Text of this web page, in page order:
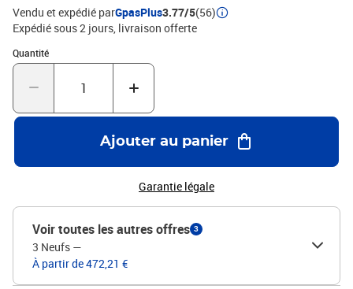
Vendu et expédié parGpasPlus3.77/5(56)
Expédié sous 2 jours livraison offerte
Quantité
Quantité : 1
Ajouter au panier
Garantie légale
Voir toutes les autres offres 3
3 Neufs —
À partir de 472,21 €